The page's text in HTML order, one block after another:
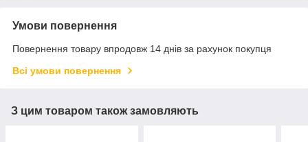
Умови повернення
Повернення товару впродовж 14 днів за рахунок покупця
Всі умови повернення
З цим товаром також замовляють